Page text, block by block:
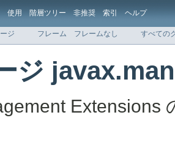
使用 階層ツリー 非推奨 索引 ヘルプ
ジ フレーム フレームなし すべての
ジ
Extensions